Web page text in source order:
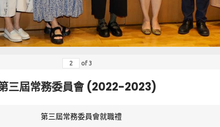
of 3
三屆常務委員會 (2022-2023)
第三屆常務委員會就職禮